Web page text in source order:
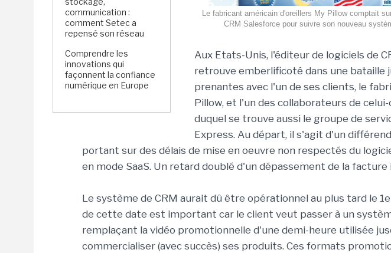
communication :
comment Setec a
repensé son réseau
Comprendre les
innovations qui
façonnent la confiance
numérique en Europe
Le fabricant américain d'oreillers My Pillow comptait
CRM Salesforce pour suivre son nouveau
Aux Etats-Unis, l'éditeur de logiciels de
retrouve emberlificoté dans une bataille
prenantes avec l'un de ses clients, le
Pillow, et l'un des collaborateurs de
duquel se trouve aussi le groupe de
Express. Au départ, il s'agit d'un
portant sur des délais de mise en oeuvre non respectés du
en mode SaaS. Un retard doublé d'un dépassement de la
Le système de CRM aurait dû être opérationnel au plus tard le
de cette date est important car le client veut passer à un
remplaçant la vidéo promotionnelle d'une demi-heure utilisée
commercialiser (avec succès) ses produits. Ces formats